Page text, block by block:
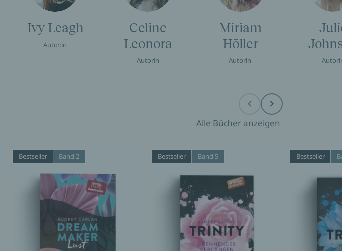
Ivy Leagh
Autor:in
Celine
Leonora
Autorin
Miriam
Höller
Autorin
Before Next
Alle Bücher anzeigen
Bestseller Band 2 Bestseller Band 5 Bestseller